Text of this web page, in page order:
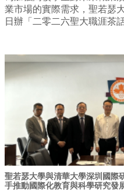
業市場的實際需求，聖若瑟
日辦「二零二六聖大職涯茶話
聖若瑟大學與清華大學深圳國際
手推動國際化教育與科學研究發